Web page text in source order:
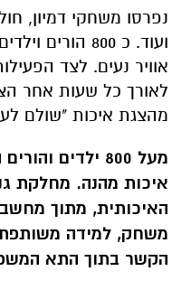
נפרסו משחקי דמיון,
ועוד. כ 800
אוויר נעים. לצד
לאורך כל שעות אחר
מהצגת איכות "שולם
מעל 800 ילדים
איכות מהנה. מחלקת
האיכותית, מתוך
משחק, למידה משותפת
הקשר בתוך התא